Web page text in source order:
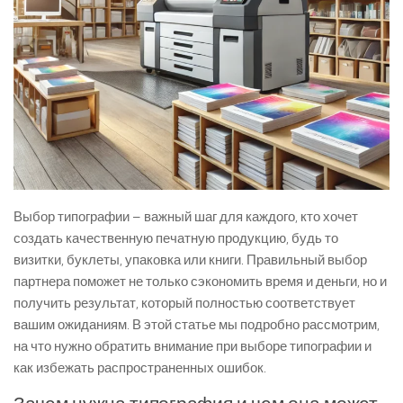
Выбор типографии – важный шаг для каждого, кто хочет
создать качественную печатную продукцию, будь то
визитки, буклеты, упаковка или книги. Правильный выбор
партнера поможет не только сэкономить время и деньги, но и
получить результат, который полностью соответствует
вашим ожиданиям. В этой статье мы подробно рассмотрим,
на что нужно обратить внимание при выборе типографии и
как избежать распространенных ошибок.